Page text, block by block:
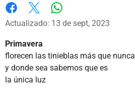
Facebook
X
Actualizado: 13 de sept, 2023
Primavera
florecen las tinieblas más que nunca
y donde sea sabemos que es
la única luz